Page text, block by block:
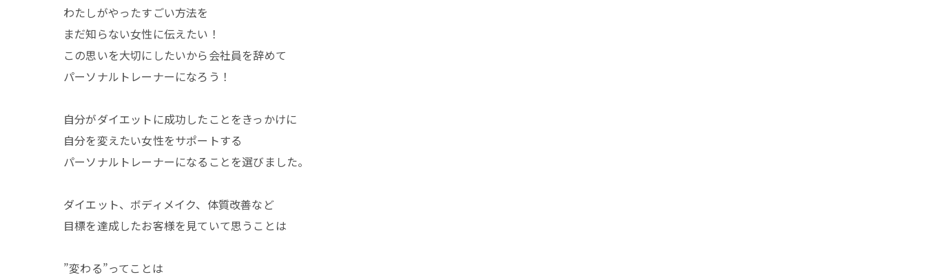
わたしがやったすごい方法を
まだ知らない女性に伝えたい！
この思いを大切にしたいから会社員を辞めて
パーソナルトレーナーになろう！
自分がダイエットに成功したことをきっかけに
自分を変えたい女性をサポートする
パーソナルトレーナーになることを選びました。
ダイエット、ボディメイク、体質改善など
目標を達成したお客様を見ていて思うことは
”変わる”ってことは